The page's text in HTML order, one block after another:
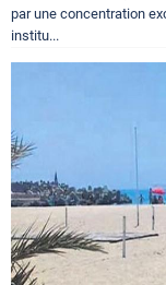
par une concentration
institu...